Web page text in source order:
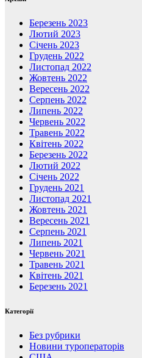
Березень 2023
Лютий 2023
Січень 2023
Грудень 2022
Листопад 2022
Жовтень 2022
Вересень 2022
Серпень 2022
Липень 2022
Червень 2022
Травень 2022
Квітень 2022
Березень 2022
Лютий 2022
Січень 2022
Грудень 2021
Листопад 2021
Жовтень 2021
Вересень 2021
Серпень 2021
Липень 2021
Червень 2021
Травень 2021
Квітень 2021
Березень 2021
Категорії
Без рубрики
Новини туроператорів